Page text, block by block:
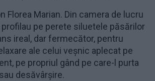
Florea Marian. Din camera de lucru
pe perete siluetele păsărilor
ireal, dar fermecător, pentru
ale celui veșnic aplecat pe
pe propriul gând pe care-l purta
desăvârșire.